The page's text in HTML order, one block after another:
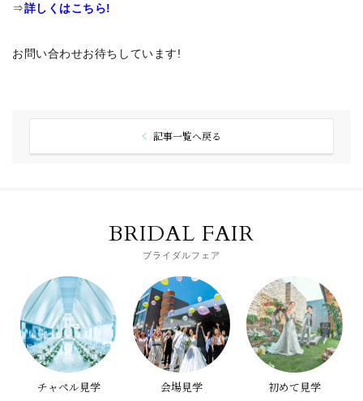
⇒詳しくはこちら!
お問い合わせお待ちしています!
記事一覧へ戻る
BRIDAL FAIR
ブライダルフェア
チャペル見学 会場見学 初めて見学